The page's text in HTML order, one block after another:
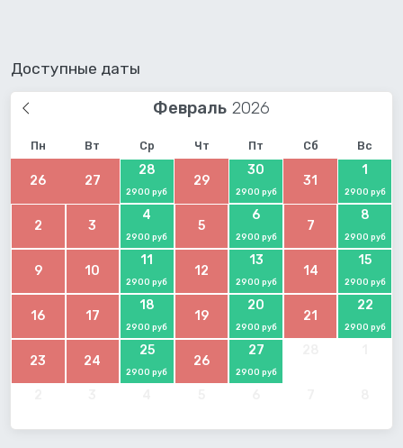
Доступные даты
Февраль
Пн Вт Ср Чт Пт Сб Вс
26 27
28
2900 руб
29
30
2900 руб
31
1
2900 руб
2 3
4
2900 руб
5
6
2900 руб
7
8
2900 руб
9 10
11
2900 руб
12
13
2900 руб
14
15
2900 руб
16 17
18
2900 руб
19
20
2900 руб
21
22
2900 руб
23 24
25
2900 руб
26
27
2900 руб